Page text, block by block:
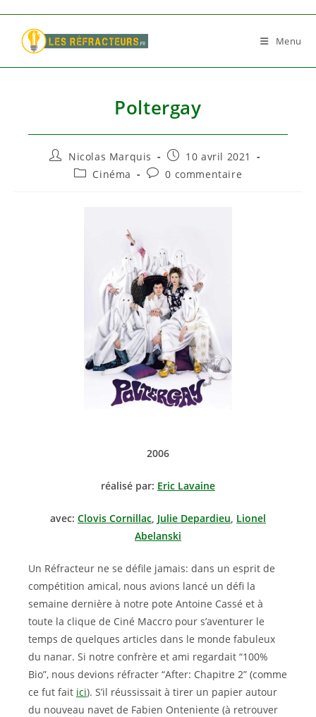
content
Menu
Poltergay
Auteur/autrice
Nicolas Marquis
Publication
publiée :
10 avril 2021
PostCinéma
Commentaires
0 commentaire
2006
réalisé par: Eric Lavaine
avec: Clovis Cornillac, Julie Depardieu, Lionel
Abelanski
Un Réfracteur ne se défile jamais: dans un esprit de
compétition amical, nous avions lancé un défi la
semaine dernière à notre pote Antoine Cassé et à
toute la clique de Ciné Maccro pour s’aventurer le
temps de quelques articles dans le monde fabuleux
du nanar. Si notre confrère et ami regardait “100%
Bio”, nous devions réfracter “After: Chapitre 2” (comme
ce fut fait ici). S’il réussissait à tirer un papier autour
du nouveau navet de Fabien Onteniente (à retrouver